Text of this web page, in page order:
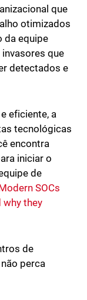
que
otimizados
da equipe
que
detectados e
eficiente, a
tecnológicas
encontra
iniciar o
de
SOCs
why they
de
perca